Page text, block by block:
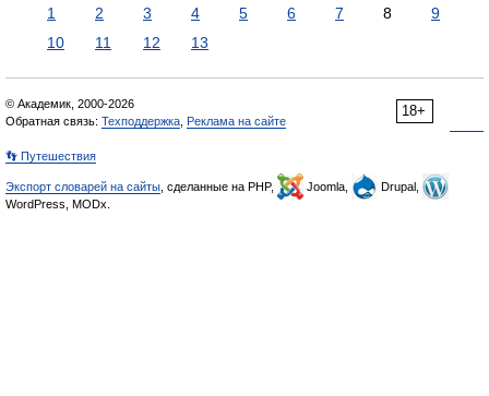
1 2 3 4 5 6 7 8
9
10
11 12 13
18+
© Академик, 2000-2026
Обратная связь: Техподдержка Реклама на сайте
👣 Путешествия
Экспорт словарей на сайты , сделанные на PHP, Joomla,
Drupal,
WordPress, MODx.